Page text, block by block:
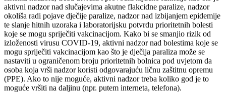
aktivni nadzor nad slučajevima akutne flakcidne paralize, nadzor
okoliša radi pojave dječije paralize, nadzor nad izbijanjem epidemije
te slanje hitnih uzoraka i laboratorijsku potvrdu prioritetnih bolesti
koje se mogu spriječiti vakcinacijom. Kako bi se smanjio rizik od
izloženosti virusu COVID-19, aktivni nadzor nad bolestima koje se
mogu spriječiti vakcinacijom kao što je dječija paraliza može se
nastaviti u ograničenom broju prioritetnih bolnica pod uvjetom da
osoba koja vrši nadzor koristi odgovarajuću ličnu zaštitnu opremu
(PPE). Ako to nije moguće, aktivni nadzor treba koliko god je to
moguće vršiti na daljinu (npr. putem interneta, telefona).